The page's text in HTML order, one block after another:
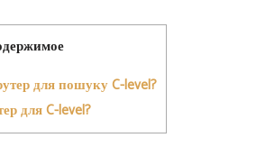
для пошуку C-level?
для C-level?